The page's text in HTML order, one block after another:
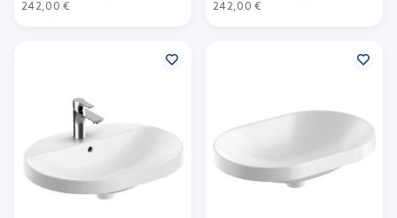
242,00 €
242,00 €